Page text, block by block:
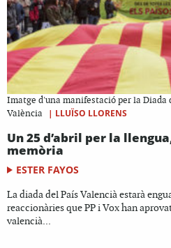
Imatge d'una manifestació per la Diada
València
| LLUÏSO LLORENS
Un 25 d’abril per la
memòria
ESTER FAYOS
La diada del País Valencià estarà
reaccionàries que PP i Vox han
valencià...